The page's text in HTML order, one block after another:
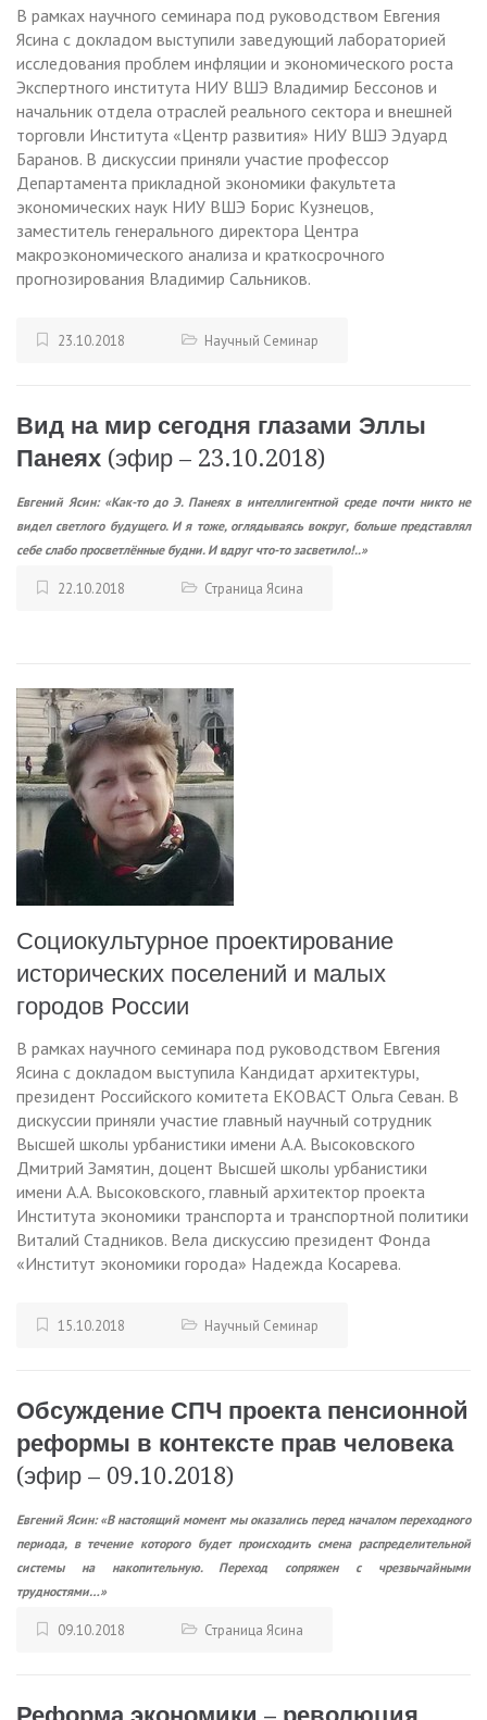
В рамках научного семинара под руководством Евгения
Ясина с докладом выступили заведующий лабораторией
исследования проблем инфляции и экономического роста
Экспертного института НИУ ВШЭ Владимир Бессонов и
начальник отдела отраслей реального сектора и внешней
торговли Института «Центр развития» НИУ ВШЭ Эдуард
Баранов. В дискуссии приняли участие профессор
Департамента прикладной экономики факультета
экономических наук НИУ ВШЭ Борис Кузнецов,
заместитель генерального директора Центра
макроэкономического анализа и краткосрочного
прогнозирования Владимир Сальников.
23.10.2018 Научный Семинар
Вид на мир сегодня глазами Эллы
Панеях (эфир – 23.10.2018)
Евгений Ясин: «Как-то до Э. Панеях в интеллигентной среде почти никто не
видел светлого будущего. И я тоже, оглядываясь вокруг, больше представлял
себе слабо просветлённые будни. И вдруг что-то засветило!..»
22.10.2018 Страница Ясина
Социокультурное проектирование
исторических поселений и малых
городов России
В рамках научного семинара под руководством Евгения
Ясина с докладом выступила Кандидат архитектуры,
президент Российского комитета ЕКОВАСТ Ольга Севан. В
дискуссии приняли участие главный научный сотрудник
Высшей школы урбанистики имени А.А. Высоковского
Дмитрий Замятин, доцент Высшей школы урбанистики
имени А.А. Высоковского, главный архитектор проекта
Института экономики транспорта и транспортной политики
Виталий Стадников. Вела дискуссию президент Фонда
«Институт экономики города» Надежда Косарева.
15.10.2018 Научный Семинар
Обсуждение СПЧ проекта пенсионной
реформы в контексте прав человека
(эфир – 09.10.2018)
Евгений Ясин: «В настоящий момент мы оказались перед началом переходного
периода, в течение которого будет происходить смена распределительной
системы на накопительную. Переход сопряжен с чрезвычайными
трудностями…»
09.10.2018 Страница Ясина